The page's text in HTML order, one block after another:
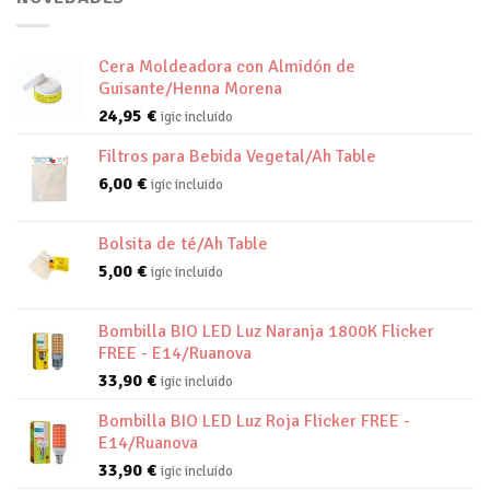
Cera Moldeadora con Almidón de
Guisante/Henna Morena
24,95 € igic incluido
Filtros para Bebida Vegetal/Ah Table
6,00 € igic incluido
Bolsita de té/Ah Table
5,00 € igic incluido
Bombilla BIO LED Luz Naranja 1800K Flicker
FREE - E14/Ruanova
33,90 € igic incluido
Bombilla BIO LED Luz Roja Flicker FREE -
E14/Ruanova
33,90 € igic incluido